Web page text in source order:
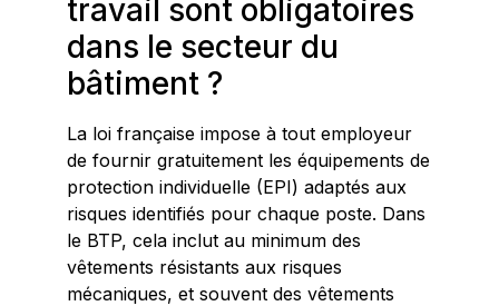
travail sont obligatoires
dans le secteur du
bâtiment ?
La loi française impose à tout employeur
de fournir gratuitement les équipements de
protection individuelle (EPI) adaptés aux
risques identifiés pour chaque poste. Dans
le BTP, cela inclut au minimum des
vêtements résistants aux risques
mécaniques, et souvent des vêtements